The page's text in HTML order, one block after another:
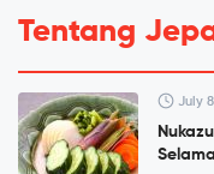
Tentang
July